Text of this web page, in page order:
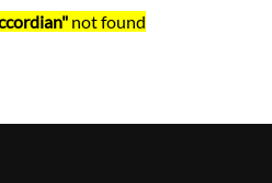
not found